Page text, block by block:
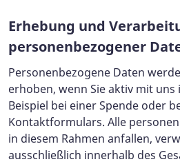
Erhebung und
personenbezogener
Personenbezogene Daten
erhoben, wenn Sie aktiv mit
Beispiel bei einer Spende oder
Kontaktformulars. Alle
in diesem Rahmen anfallen,
ausschließlich innerhalb des